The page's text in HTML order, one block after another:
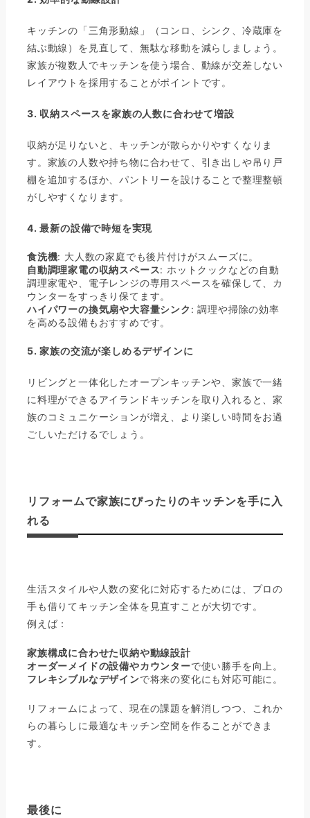
キッチンの「三角形動線」（コンロ、シンク、冷蔵庫を
結ぶ動線）を見直して、無駄な移動を減らしましょう。
家族が複数人でキッチンを使う場合、動線が交差しない
レイアウトを採用することがポイントです。
3. 収納スペースを家族の人数に合わせて増設
収納が足りないと、キッチンが散らかりやすくなりま
す。家族の人数や持ち物に合わせて、引き出しや吊り戸
棚を追加するほか、パントリーを設けることで整理整頓
がしやすくなります。
4.最新の設備で時短を実現
食洗機: 大人数の家庭でも後片付けがスムーズに。
自動調理家電の収納スペース: ホットクックなどの自動
調理家電や、電子レンジの専用スペースを確保して、カ
ウンターをすっきり保てます。
ハイパワーの換気扇や大容量シンク : 調理や掃除の効率
を高める設備もおすすめです。
5.家族の交流が楽しめるデザインに
リビングと一体化したオープンキッチンや、家族で一緒
に料理ができるアイランドキッチンを取り入れると、家
族のコミュニケーションが増え、より楽しい時間をお過
ごしいただけるでしょう。
リフォームで家族にぴったりのキッチンを手に入
れる
生活スタイルや人数の変化に対応するためには、プロの
手も借りてキッチン全体を見直すことが大切です。
例えば：
家族構成に合わせた収納や動線設計
オーダーメイドの設備やカウンターで使い勝手を向上。
フレキシブルなデザインで将来の変化にも対応可能に。
リフォームによって、現在の課題を解消しつつ、これか
らの暮らしに最適なキッチン空間を作ることができま
す。
最後に